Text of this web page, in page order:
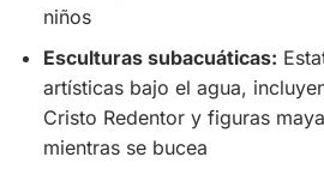
niños
Esculturas subacuáticas:
artísticas bajo el agua,
Cristo Redentor y figuras
mientras se bucea